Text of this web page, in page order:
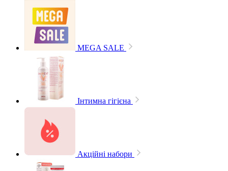
MEGA SALE
Інтимна гігієна
Акційні набори